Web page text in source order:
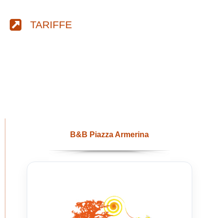
TARIFFE
B&B Piazza Armerina